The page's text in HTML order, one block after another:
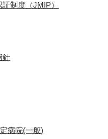
制度（JMIP）
針
病院(一般)